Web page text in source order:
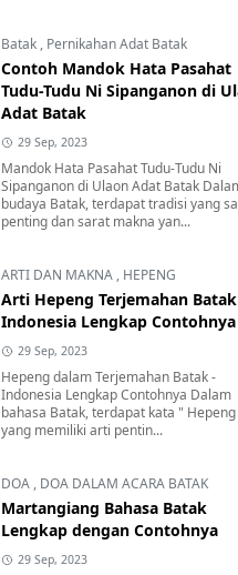
Batak , Pernikahan Adat Batak
Contoh Mandok Hata Pasahat
Tudu-Tudu Ni Sipanganon di
Adat Batak
29 Sep, 2023
Mandok Hata Pasahat Tudu-Tudu Ni
Sipanganon di Ulaon Adat Batak
budaya Batak, terdapat tradisi yang
penting dan sarat makna yan...
ARTI DAN MAKNA , HEPENG
Arti Hepeng Terjemahan
Indonesia Lengkap Contohnya
29 Sep, 2023
Hepeng dalam Terjemahan Batak -
Indonesia Lengkap Contohnya Dalam
bahasa Batak, terdapat kata " Hepeng
yang memiliki arti pentin...
DOA , DOA DALAM ACARA BATAK
Martangiang Bahasa Batak
Lengkap dengan Contohnya
29 Sep, 2023